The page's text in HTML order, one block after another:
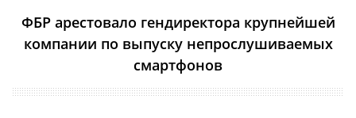
ФБР арестовало гендиректора крупнейшей
компании по выпуску непрослушиваемых
смартфонов